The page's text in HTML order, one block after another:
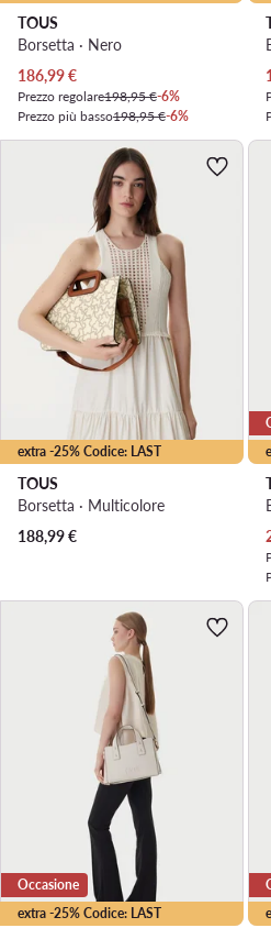
TOUS
Borsetta · Nero
Prezzo attuale
186,99€
Prezzo regolare198,95 €-6%
Prezzo più basso198,95 €-6%
extra -25% Codice: LAST
TOUS
Borsetta · Multicolore
188,99€
extra -25% Codice: LAST
Occasione